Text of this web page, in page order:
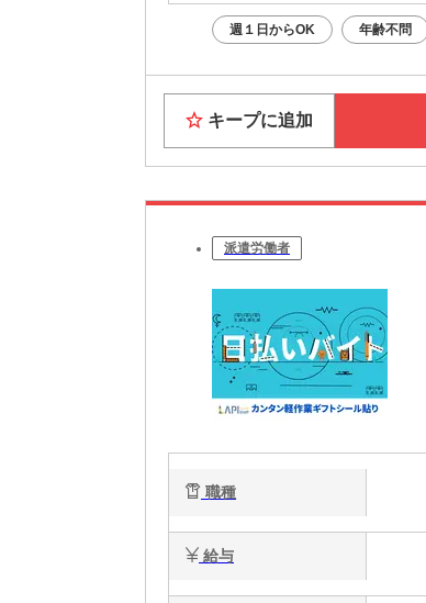
週１日からOK 年齢不問
キープに追加
派遣労働者
職種
給与